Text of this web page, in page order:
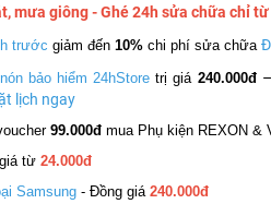
mưa giông - Ghé 24h sửa chữa chỉ
trước giảm đến 10% chi phí sửa chữa
nón bảo hiểm 24hStore trị giá 240.000đ –
lịch ngay
99.000đ mua Phụ kiện REXON &
từ 24.000đ
Samsung - Đồng giá 240.000đ